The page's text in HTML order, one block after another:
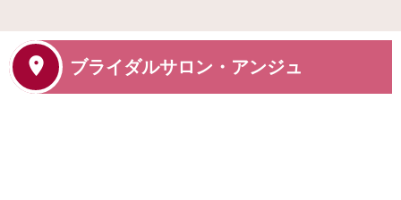
ブライダルサロン・アンジュ